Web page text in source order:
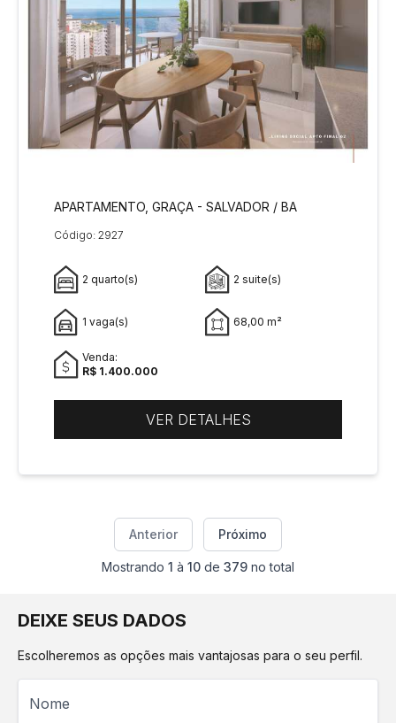
APARTAMENTO, GRAÇA - SALVADOR / BA
Código: 2927
2 quarto(s) 2 suite(s)
1 vaga(s) 68,00 m²
Venda:
R$ 1.400.000
VER DETALHES
Anterior Próximo
Mostrando 1 à 10 de 379 no total
DEIXE SEUS DADOS
Escolheremos as opções mais vantajosas para o seu perfil.